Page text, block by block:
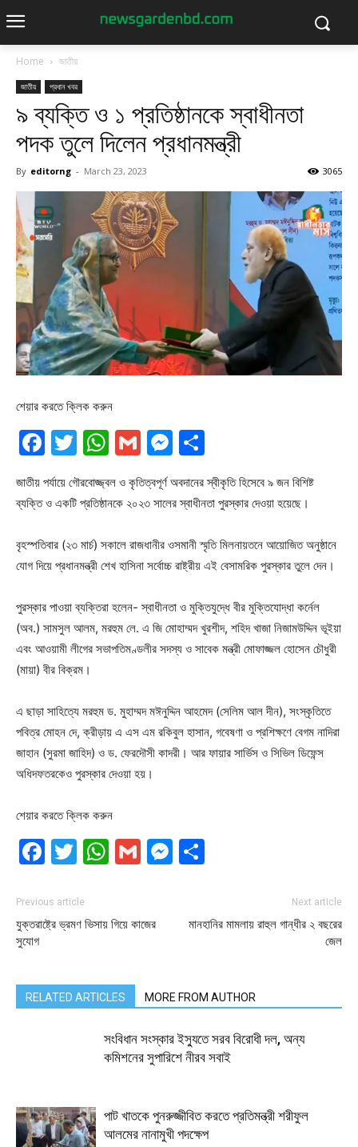
Home জাতীয়
জাতীয় প্রধান খবর
৯ ব্যক্তি ও ১ প্রতিষ্ঠানকে স্বাধীনতা
পদক তুলে দিলেন প্রধানমন্ত্রী
By editorng - March 23, 2023 3065
শেয়ার করতে ক্লিক করুন
Facebook
Twitter
WhatsApp
GmailMessenger
জাতীয় পর্যায়ে গৌরবোজ্জ্বল ও কৃতিত্বপূর্ণ অবদানের স্বীকৃতি হিসেবে ৯ জন বিশিষ্ট
ব্যক্তি ও একটি প্রতিষ্ঠানকে ২০২৩ সালের স্বাধীনতা পুরস্কার দেওয়া হয়েছে।
বৃহস্পতিবার (২৩ মার্চ) সকালে রাজধানীর ওসমানী স্মৃতি মিলনায়তনে আয়োজিত অনুষ্ঠানে
যোগ দিয়ে প্রধানমন্ত্রী শেখ হাসিনা সর্বোচ্চ রাষ্ট্রীয় এই বেসামরিক পুরস্কার তুলে দেন।
পুরস্কার পাওয়া ব্যক্তিরা হলেন- স্বাধীনতা ও মুক্তিযুদ্ধে বীর মুক্তিযোদ্ধা কর্নেল
(অব.) সামসুল আলম, মরহুম লে. এ জি মোহাম্মদ খুরশীদ, শহিদ খাজা নিজামউদ্দিন ভূইয়া
এবং আওয়ামী লীগের সভাপতিমণ্ডলীর সদস্য ও সাবেক মন্ত্রী মোফাজ্জল হোসেন চৌধুরী
(মায়া) বীর বিক্রম।
এ ছাড়া সাহিত্যে মরহুম ড. মুহাম্মদ মঈনুদ্দিন আহমেদ (সেলিম আল দীন), সংস্কৃতিতে
পবিত্র মোহন দে, ক্রীড়ায় এ এস এম রকিবুল হাসান, গবেষণা ও প্রশিক্ষণে বেগম নাদিরা
জাহান (সুরমা জাহিদ) ও ড. ফেরদৌসী কাদরী। আর ফায়ার সার্ভিস ও সিভিল ডিফেন্স
অধিদফতরকেও পুরস্কার দেওয়া হয়।
শেয়ার করতে ক্লিক করুন
Facebook
Twitter
WhatsApp
GmailMessenger
Previous article
যুক্তরাষ্ট্রে ভ্রমণ ভিসায় গিয়ে কাজের
সুযোগ
Next article
মানহানির মামলায় রাহুল গান্ধীর ২ বছরের
জেল
RELATED ARTICLES MORE FROM AUTHOR
সংবিধান সংস্কার ইস্যুতে সরব বিরোধী দল, অন্য
কমিশনের সুপারিশে নীরব সবাই
পাট খাতকে পুনরুজ্জীবিত করতে প্রতিমন্ত্রী শরীফুল
আলমের নানামুখী পদক্ষেপ